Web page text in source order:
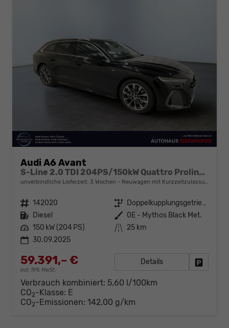
Audi A6 Avant
S-Line 2.0 TDI 204PS/150kW Quattro Proline S-Tronic 2026 +19" LM +AHK +Ambiente Paket +S-Sportfarhwerk +STH
unverbindliche Lieferzeit: 3 Wochen Neuwagen mit Kurzzeitzulassung
Fahrzeugnr. 142020 Getriebe
Doppelkupplungsgetriebe (DSG)
Kraftstoff Diesel Außenfarbe 0E - Mythos Black Met.
Leistung 150 kW (204 PS) Kilometerstand 25 km
30.09.2025
59.391,– €
incl. 19% MwSt.
Details
Verbrauch kombiniert: 5,60 l/100km
CO2-Klasse: E
CO2-Emissionen: 142,00 g/km